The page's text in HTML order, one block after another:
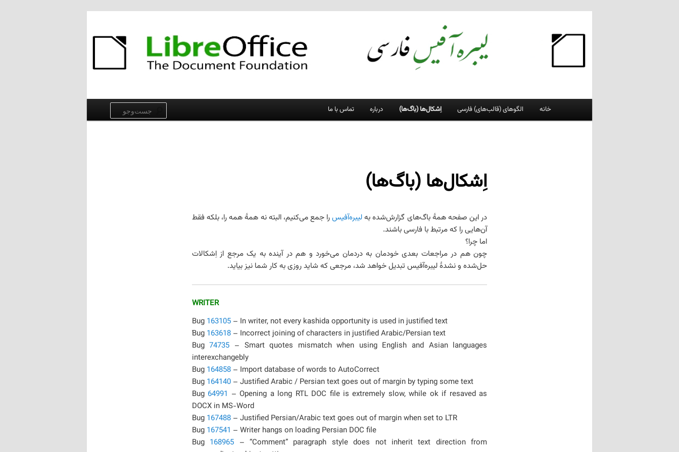
لیبره‌آفیس فارسی
وبلاگ فعالان پروژهٔ لیبره‌آفیس فارسی
جست‌وجو
خانه الگوهای (قالب‌های) فارسی اِشکال‌ها (باگ‌ها) درباره تماس با ما
اِشکال‌ها (باگ‌ها)
در این صفحه همهٔ باگ‌های گزارش‌شده بهلیبره‌آفیسرا جمع می‌کنیم، البته نه همهٔ همه را، بلکه فقط
آن‌هایی را که مرتبط با فارسی باشند.
اما چرا؟
چون هم در مراجعات بعدی خودمان به دردمان می‌خورد و هم در آینده به یک مرجع از اِشکالات
حل‌شده و نشدهٔ لیبره‌آفیس تبدیل خواهد شد، مرجعی که شاید روزی به کار شما نیز بیاید.
WRITER
Bug 163105– In writer, not every kashida opportunity is used in justified text
ٰBug 163618– Incorrect joining of characters in justified Arabic/Persian text
Bug74735 – Smart quotes mismatch when using English and Asian languages
interexchangebly
Bug 164858– Import database of words to AutoCorrect
Bug 164140– Justified Arabic / Persian text goes out of margin by typing some text
Bug 64991 – Opening a long RTL DOC file is extremely slow, while ok if resaved as
DOCX in MS-Word
Bug 167488– Justified Persian/Arabic text goes out of margin when set to LTR
Bug 167541 – Writer hangs on loading Persian DOC file
Bug 168965 – “Comment” paragraph style does not inherit text direction from